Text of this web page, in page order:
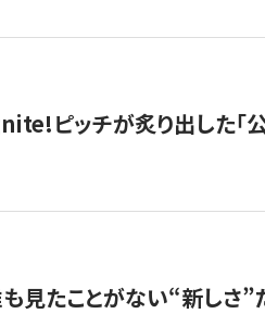
ピッチが炙り出した「
見たことがない“新しさ”